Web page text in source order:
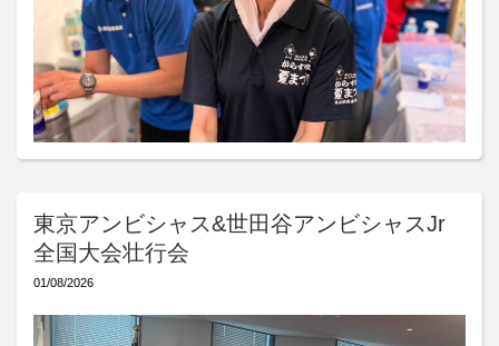
東京アンビシャス&世田谷アンビシャスJr
全国大会壮行会
01/08/2026